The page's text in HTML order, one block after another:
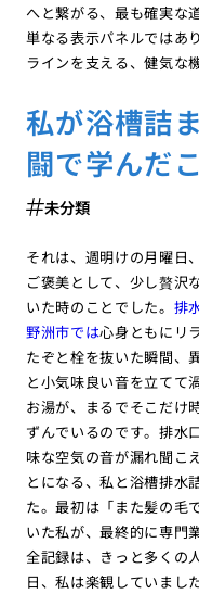
へと繋がる、最も確実な
単なる表示パネルではあ
ラインを支える、健気な
私が浴槽詰
闘で学んだ
未分類
それは、週明けの月曜日
ご褒美として、少し贅沢
いた時のことでした。 排
野洲市では心身ともにリ
たぞと栓を抜いた瞬間、
と小気味良い音を立てて
お湯が、まるでそこだけ
ずんでいるのです。排水
味な空気の音が漏れ聞こ
とになる、私と浴槽排水
た。最初は「また髪の毛
いた私が、最終的に専門
全記録は、きっと多くの
日、私は楽観していまし